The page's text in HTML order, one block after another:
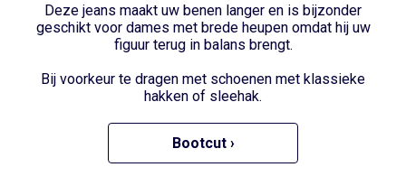
Deze jeans maakt uw benen langer en is bijzonder
geschikt voor dames met brede heupen omdat hij uw
figuur terug in balans brengt.
Bij voorkeur te dragen met schoenen met klassieke
hakken of sleehak.
Bootcut ›